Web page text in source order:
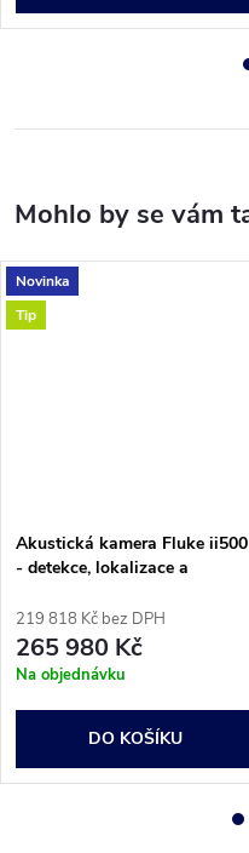
Novinka
Tip
Akustická kamera Fluke ii500
- detekce, lokalizace a
219 818 Kč bez DPH
265 980 Kč
Na objednávku
DO KOŠÍKU